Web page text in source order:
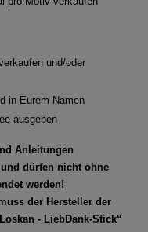
und/oder
in Eurem Namen
ausgeben
Anleitungen
dürfen nicht ohne
werden!
der Hersteller der
- LiebDank-Stick“